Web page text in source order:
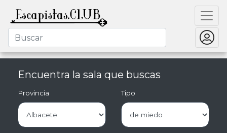
Encuentra la sala que buscas
Provincia Tipo